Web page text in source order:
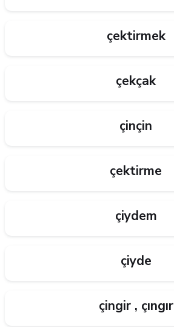
çektirmek
çekçak
çinçin
çektirme
çiydem
çiyde
çingir , çıngır